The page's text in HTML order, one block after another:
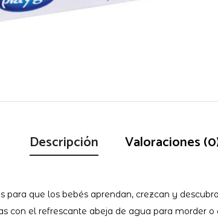
Descripción Valoraciones
que los bebés aprendan, crezcan y
con el refrescante abeja de agua para morder